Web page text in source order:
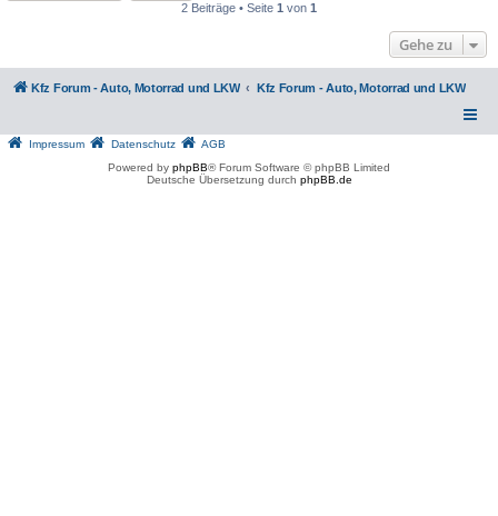
2 Beiträge • Seite 1 von 1
Gehe zu
Kfz Forum - Auto, Motorrad und LKW Kfz Forum - Auto, Motorrad und LKW
Impressum Datenschutz
AGB
Powered by phpBB® Forum Software © phpBB Limited
Deutsche Übersetzung durch phpBB.de